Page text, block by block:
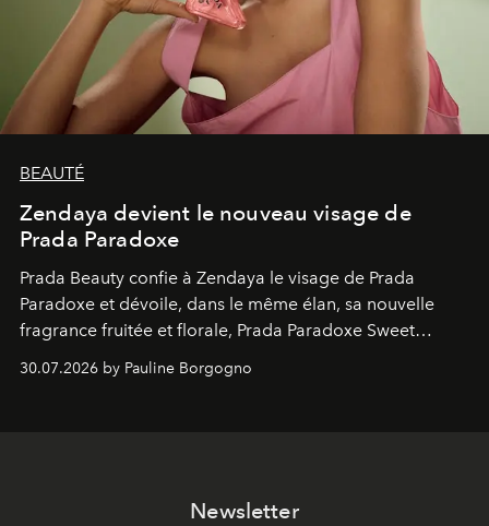
BEAUTÉ
Zendaya devient le nouveau visage de
Prada Paradoxe
Prada Beauty confie à Zendaya le visage de Prada
Paradoxe et dévoile, dans le même élan, sa nouvelle
fragrance fruitée et florale, Prada Paradoxe Sweet
Chemistry Eau de Parfum.
30.07.2026 by Pauline Borgogno
Newsletter